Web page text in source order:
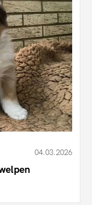
04.03.2026